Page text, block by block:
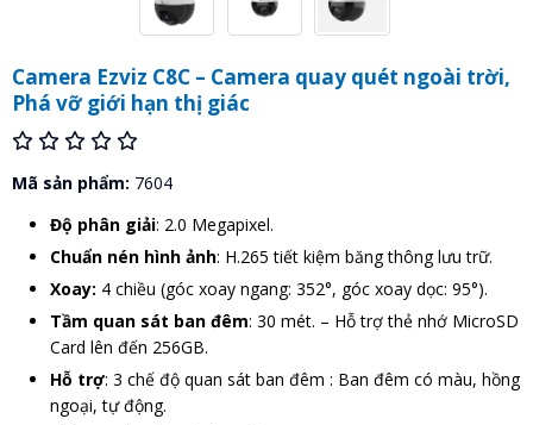
Camera Ezviz C8C – Camera quay quét ngoài trời,
Phá vỡ giới hạn thị giác
Mã sản phẩm: 7604
Độ phân giải: 2.0 Megapixel.
Chuẩn nén hình ảnh: H.265 tiết kiệm băng thông lưu trữ.
Xoay: 4 chiều (góc xoay ngang: 352°, góc xoay dọc: 95°).
Tầm quan sát ban đêm: 30 mét. – Hỗ trợ thẻ nhớ MicroSD
Card lên đến 256GB.
Hỗ trợ: 3 chế độ quan sát ban đêm : Ban đêm có màu, hồng
ngoại, tự động.